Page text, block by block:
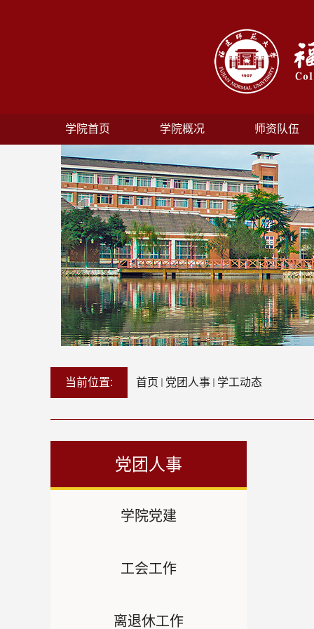
学院首页 学院概况 师资队伍
当前位置: 首页 党团人事 学工动态
党团人事
学院党建
工会工作
离退休工作